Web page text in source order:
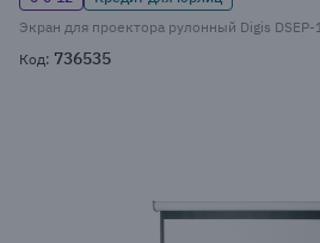
Код: 736535